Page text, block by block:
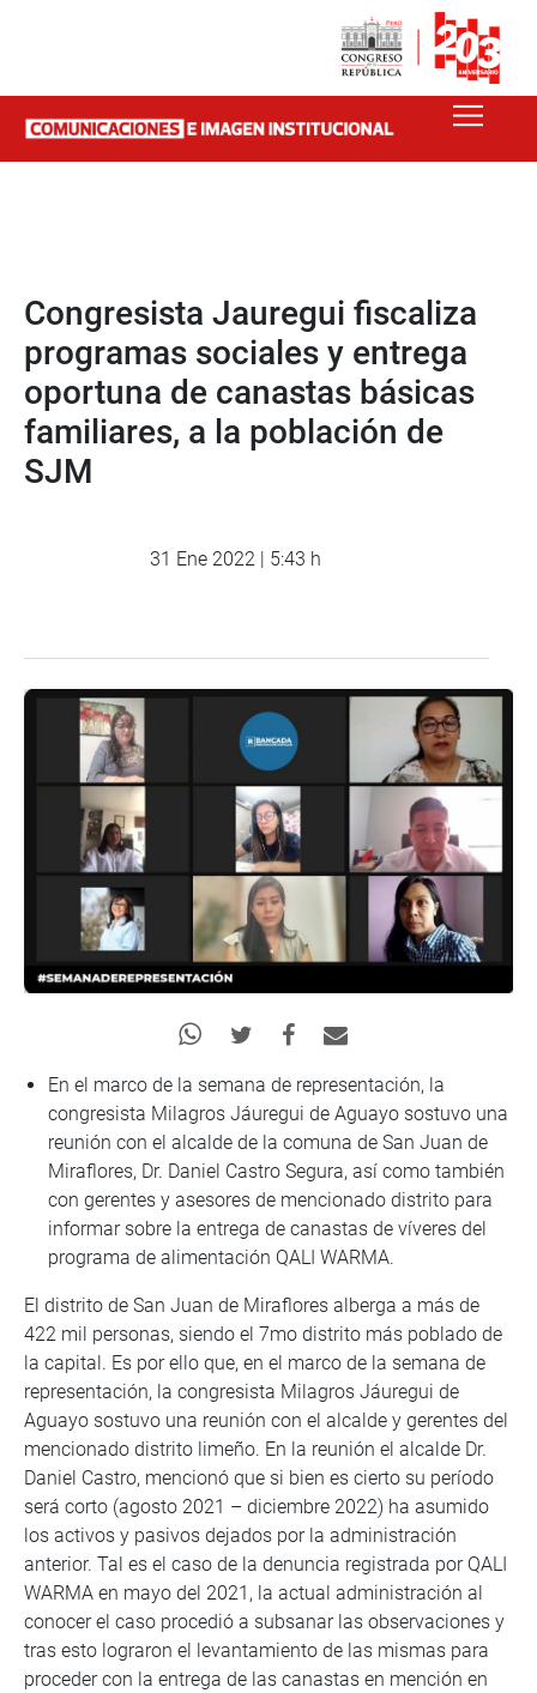
Congresista Jauregui fiscaliza
programas sociales y entrega
oportuna de canastas básicas
familiares, a la población de
SJM
31 Ene 2022 | 5:43 h
En el marco de la semana de representación, la
congresista Milagros Jáuregui de Aguayo sostuvo una
reunión con el alcalde de la comuna de San Juan de
Miraflores, Dr. Daniel Castro Segura, así como también
con gerentes y asesores de mencionado distrito para
informar sobre la entrega de canastas de víveres del
programa de alimentación QALI WARMA.
El distrito de San Juan de Miraflores alberga a más de
422 mil personas, siendo el 7mo distrito más poblado de
la capital. Es por ello que, en el marco de la semana de
representación, la congresista Milagros Jáuregui de
Aguayo sostuvo una reunión con el alcalde y gerentes del
mencionado distrito limeño. En la reunión el alcalde Dr.
Daniel Castro, mencionó que si bien es cierto su período
será corto (agosto 2021 – diciembre 2022) ha asumido
los activos y pasivos dejados por la administración
anterior. Tal es el caso de la denuncia registrada por QALI
WARMA en mayo del 2021, la actual administración al
conocer el caso procedió a subsanar las observaciones y
tras esto lograron el levantamiento de las mismas para
proceder con la entrega de las canastas en mención en